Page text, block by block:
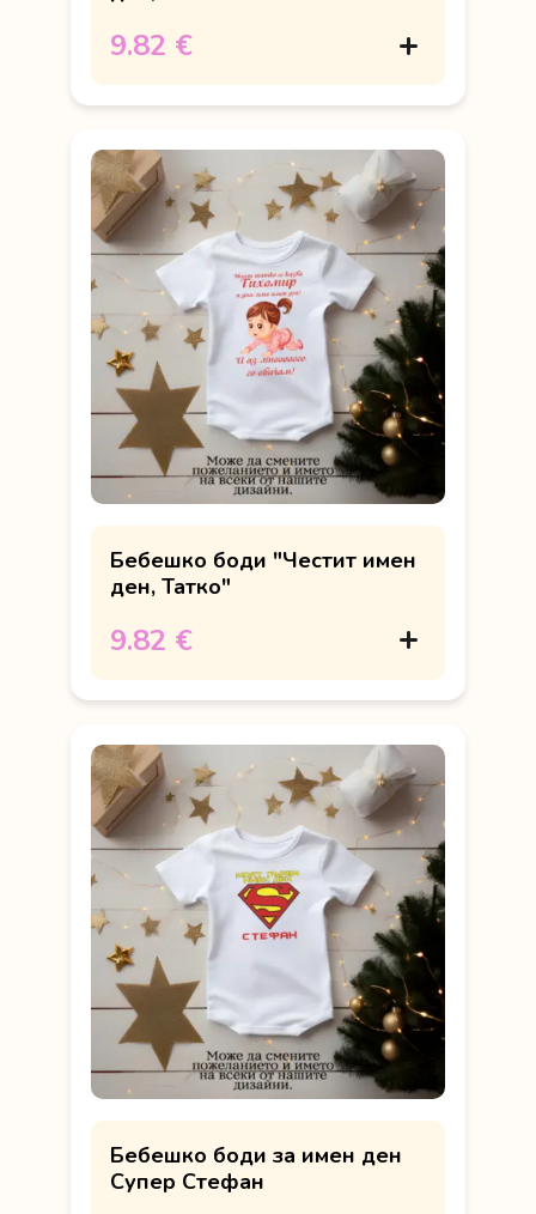
9.82 €
Бебешко боди "Честит имен
ден, Татко"
9.82 €
Бебешко боди за имен ден
Супер Стефан